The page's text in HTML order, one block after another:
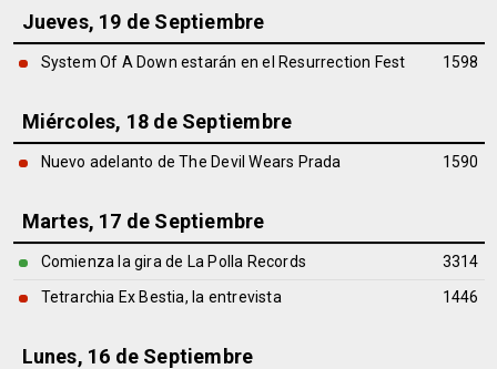
Jueves, 19 de Septiembre
System Of A Down estarán en el Resurrection Fest 1598
Miércoles, 18 de Septiembre
Nuevo adelanto de The Devil Wears Prada 1590
Martes, 17 de Septiembre
Comienza la gira de La Polla Records
3314
Tetrarchia Ex Bestia, la entrevista
1446
Lunes, 16 de Septiembre